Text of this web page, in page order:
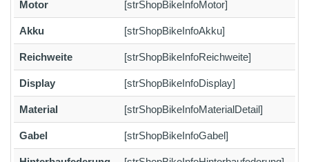
Motor [strShopBikeInfoMotor]
Akku [strShopBikeInfoAkku]
Reichweite [strShopBikeInfoReichweite]
Display [strShopBikeInfoDisplay]
Material [strShopBikeInfoMaterialDetail]
Gabel [strShopBikeInfoGabel]